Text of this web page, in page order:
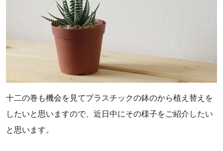
十二の巻も機会を見てプラスチックの鉢のから植え替えを
したいと思いますので、近日中にその様子をご紹介したい
と思います。